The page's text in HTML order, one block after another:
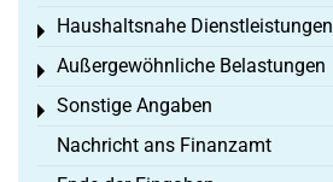
Haushaltsnahe Dienstleistungen
Toggle menu
Außergewöhnliche Belastungen
Toggle menu
Sonstige Angaben
Toggle menu
Nachricht ans Finanzamt